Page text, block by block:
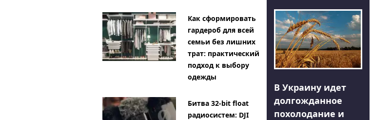
Как сформировать
гардероб для всей
семьи без лишних
трат: практический
подход к выбору
одежды
Битва 32-bit float
радиосистем: DJI
В Украину идет
долгожданное
похолодание и